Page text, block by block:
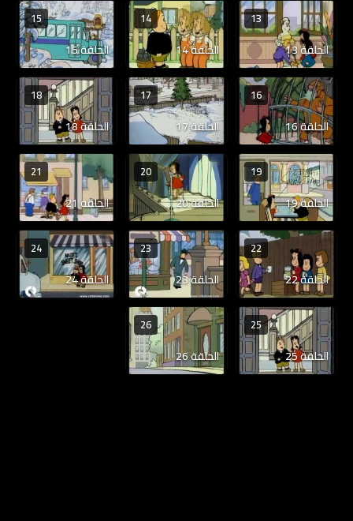
13
الحلقة 13
14
الحلقة 14
15
الحلقة 15
16
الحلقة 16
17
الحلقة 17
18
الحلقة 18
19
الحلقة 19
20
الحلقة 20
21
الحلقة 21
22
الحلقة 22
23
الحلقة 23
24
الحلقة 24
25
الحلقة 25
26
الحلقة 26